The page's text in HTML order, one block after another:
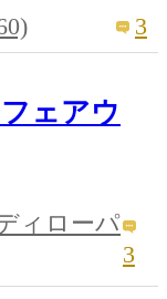
3
ェアウ
ィローパ
3